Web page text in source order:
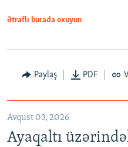
Ətraflı burada oxuyun
Paylaş PDF
Avqust 03, 2026
Ayaqaltı